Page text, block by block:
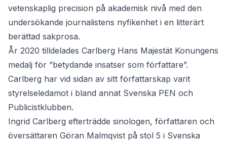
vetenskaplig precision på akademisk nivå med den
undersökande journalistens nyfikenhet i en litterärt
berättad sakprosa.
År 2020 tilldelades Carlberg Hans Majestät Konungens
medalj för ”betydande insatser som författare”.
Carlberg har vid sidan av sitt författarskap varit
styrelseledamot i bland annat Svenska PEN och
Publicistklubben.
Ingrid Carlberg efterträdde sinologen, författaren och
översättaren Göran Malmqvist på stol 5 i Svenska